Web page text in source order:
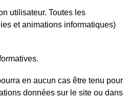
utilisateur. Toutes les
et animations informatiques)
en aucun cas être tenu pour
données sur le site ou dans